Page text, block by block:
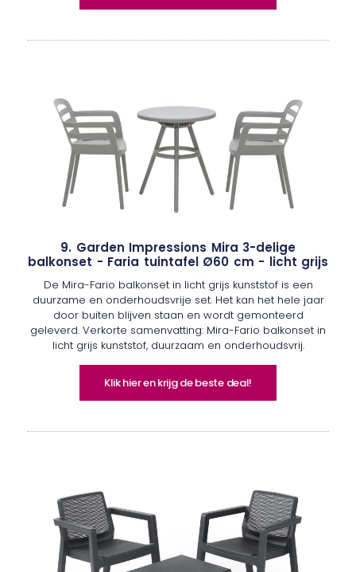
9. Garden Impressions Mira 3-delige
balkonset - Faria tuintafel Ø60 cm - licht grijs
De Mira-Fario balkonset in licht grijs kunststof is een
duurzame en onderhoudsvrije set. Het kan het hele jaar
door buiten blijven staan en wordt gemonteerd
geleverd. Verkorte samenvatting: Mira-Fario balkonset in
licht grijs kunststof, duurzaam en onderhoudsvrij.
Klik hier en krijg de beste deal!